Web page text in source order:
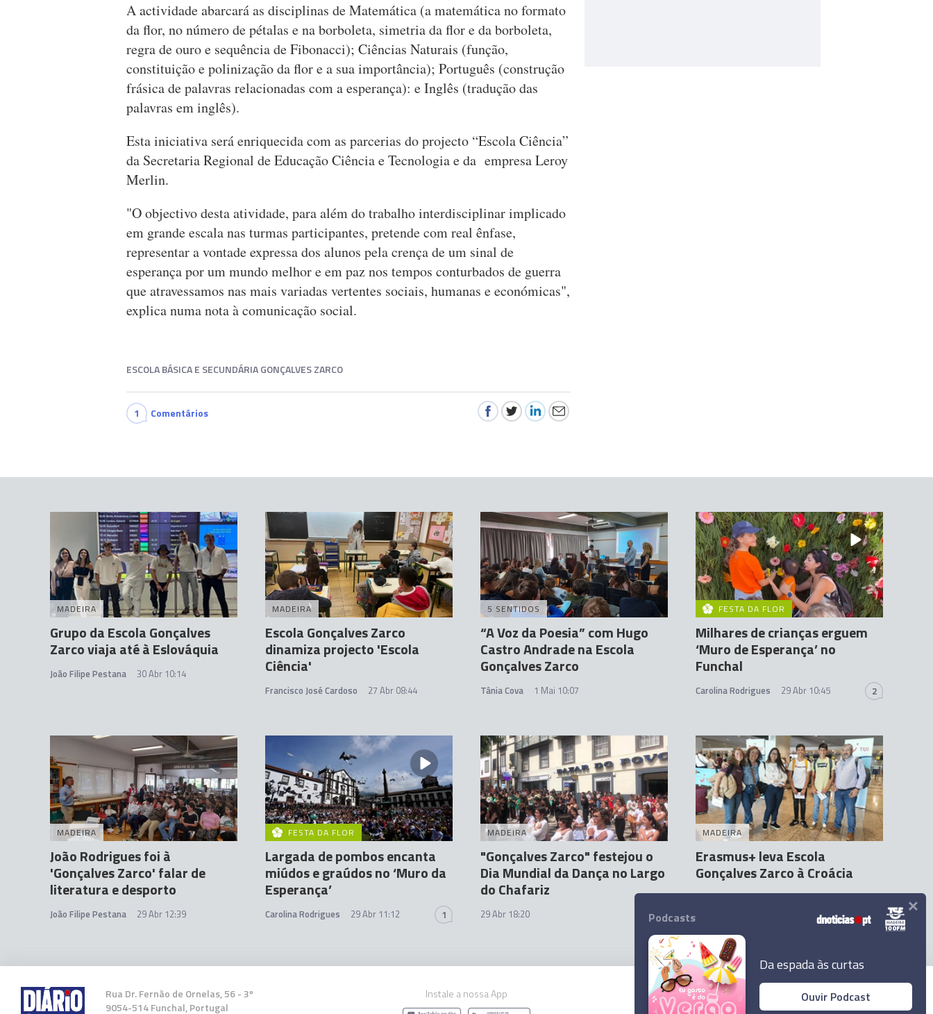
A actividade abarcará as disciplinas de Matemática (a matemática no formato
da flor, no número de pétalas e na borboleta, simetria da flor e da borboleta,
regra de ouro e sequência de Fibonacci); Ciências Naturais (função,
constituição e polinização da flor e a sua importância); Português (construção
frásica de palavras relacionadas com a esperança): e Inglês (tradução das
palavras em inglês).
Esta iniciativa será enriquecida com as parcerias do projecto “Escola Ciência”
da Secretaria Regional de Educação Ciência e Tecnologia e da empresa Leroy
Merlin.
"O objectivo desta atividade, para além do trabalho interdisciplinar implicado
em grande escala nas turmas participantes, pretende com real ênfase,
representar a vontade expressa dos alunos pela crença de um sinal de
esperança por um mundo melhor e em paz nos tempos conturbados de guerra
que atravessamos nas mais variadas vertentes sociais, humanas e económicas",
explica numa nota à comunicação social.
ESCOLA BÁSICA E SECUNDÁRIA GONÇALVES ZARCO
1 Comentários
MADEIRA
Grupo da Escola Gonçalves
Zarco viaja até à Eslováquia
João Filipe Pestana 30 Abr 10:14
MADEIRA
Escola Gonçalves Zarco
dinamiza projecto 'Escola
Ciência'
Francisco José Cardoso 27 Abr 08:44
5 SENTIDOS
“A Voz da Poesia” com Hugo
Castro Andrade na Escola
Gonçalves Zarco
Tânia Cova 1 Mai 10:07
FESTA DA FLOR
Milhares de crianças erguem
‘Muro de Esperança’ no
Funchal
Carolina Rodrigues 29 Abr 10:45 2
MADEIRA
João Rodrigues foi à
'Gonçalves Zarco' falar de
literatura e desporto
João Filipe Pestana 29 Abr 12:39
FESTA DA FLOR
Largada de pombos encanta
miúdos e graúdos no ‘Muro da
Esperança’
Carolina Rodrigues 29 Abr 11:12 1
MADEIRA
"Gonçalves Zarco" festejou o
Dia Mundial da Dança no Largo
do Chafariz
29 Abr 18:20
MADEIRA
Erasmus+ leva Escola
Gonçalves Zarco à Croácia
Marianna Pacifico 22 Abr 14:49
Rua Dr. Fernão de Ornelas, 56 - 3º
9054-514 Funchal, Portugal
Instale a nossa App
Podcasts
Da espada às curtas
Ouvir Podcast
×